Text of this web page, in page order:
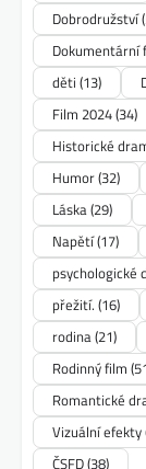
Dobrodružství
Dokumentární
děti (13)
Film 2024(34)
Historické
Humor(32)
Láska(29)
Napětí(17)
psychologické
přežití. (16)
rodina(21)
Rodinný film
Romantické
Vizuální efekty
ČSFD(38)